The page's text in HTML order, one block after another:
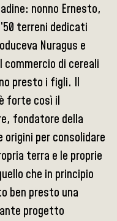
nonno Ernesto,
terreni dedicati
Nuragus e
commercio di cereali
presto i figli. Il
forte così il
fondatore della
per consolidare
terra e le proprie
che in principio
ben presto una
progetto